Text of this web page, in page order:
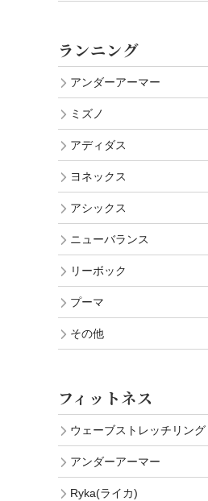
ランニング
アンダーアーマー
ミズノ
アディダス
ヨネックス
アシックス
ニューバランス
リーボック
プーマ
その他
フィットネス
ウェーブストレッチリング
アンダーアーマー
Ryka(ライカ)